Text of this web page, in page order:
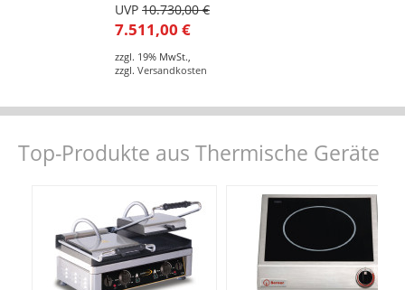
UVP 10.730,00 €
7.511,00 €
zzgl. 19% MwSt.,
zzgl. Versandkosten
Top-Produkte aus Thermische Geräte